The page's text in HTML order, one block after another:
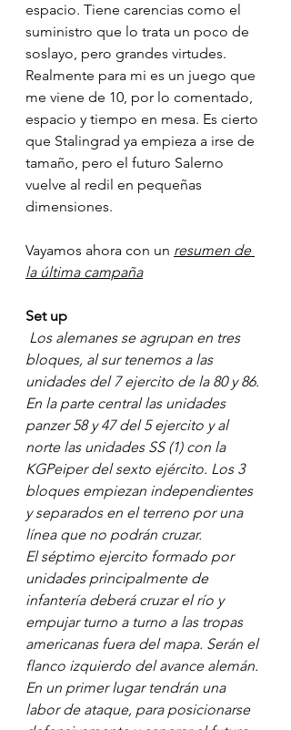
espacio. Tiene carencias como el
suministro que lo trata un poco de
soslayo, pero grandes virtudes.
Realmente para mi es un juego que
me viene de 10, por lo comentado,
espacio y tiempo en mesa. Es cierto
que Stalingrad ya empieza a irse de
tamaño, pero el futuro Salerno
vuelve al redil en pequeñas
dimensiones.
Vayamos ahora con un resumen de
la última campaña
Set up
bloques, al sur tenemos a las
unidades del 7 ejercito de la 80 y 86.
En la parte central las unidades
panzer 58 y 47 del 5 ejercito y al
norte las unidades SS (1) con la
KGPeiper del sexto ejército. Los 3
bloques empiezan independientes
y separados en el terreno por una
línea que no podrán cruzar.
El séptimo ejercito formado por
unidades principalmente de
infantería deberá cruzar el río y
empujar turno a turno a las tropas
americanas fuera del mapa. Serán el
flanco izquierdo del avance alemán.
En un primer lugar tendrán una
labor de ataque, para posicionarse